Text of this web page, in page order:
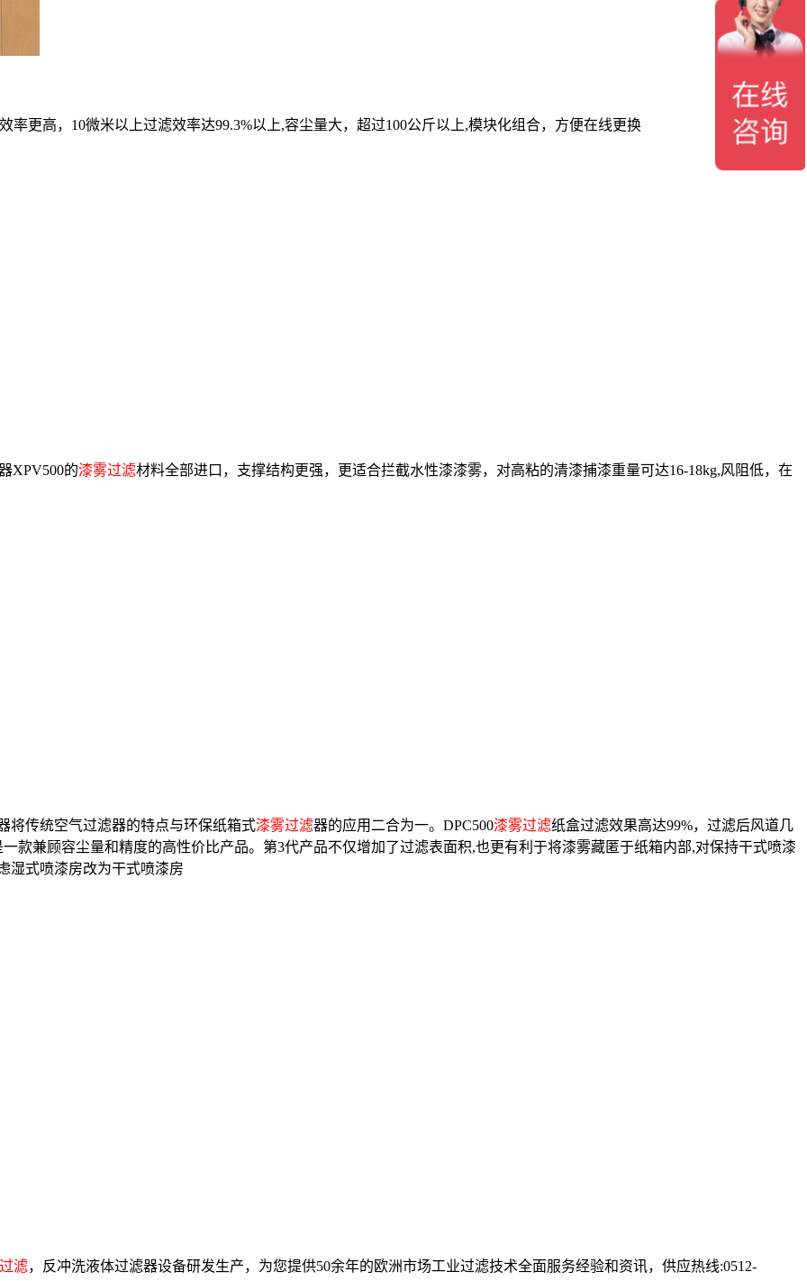
率更高，10微米以上过滤效率达99.3%以上,容尘量大，超过100公斤以上,模块化组合，方便在线更换
XPV500的漆雾过滤材料全部进口，支撑结构更强，更适合拦截水性漆漆雾，对高粘的清漆捕漆重量可达16-18kg,风阻低，在
将传统空气过滤器的特点与环保纸箱式漆雾过滤器的应用二合为一。DPC500漆雾过滤纸盒过滤效果高达99%，过滤后风道几
款兼顾容尘量和精度的高性价比产品。第3代产品不仅增加了过滤表面积,也更有利于将漆雾藏匿于纸箱内部,对保持干式喷漆
湿式喷漆房改为干式喷漆房
滤，反冲洗液体过滤器设备研发生产，为您提供50余年的欧洲市场工业过滤技术全面服务经验和资讯，供应热线:0512-